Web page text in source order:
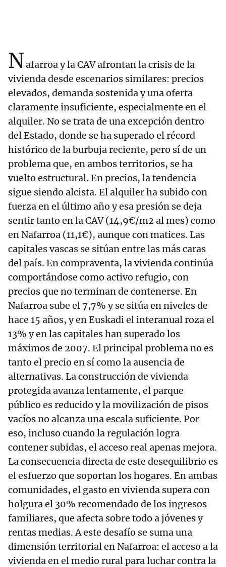
Nafarroa y la CAV afrontan la crisis de la
vivienda desde escenarios similares: precios
elevados, demanda sostenida y una oferta
claramente insuficiente, especialmente en el
alquiler. No se trata de una excepción dentro
del Estado, donde se ha superado el récord
histórico de la burbuja reciente, pero sí de un
problema que, en ambos territorios, se ha
vuelto estructural. En precios, la tendencia
sigue siendo alcista. El alquiler ha subido con
fuerza en el último año y esa presión se deja
sentir tanto en la CAV (14,9€/m2 al mes) como
en Nafarroa (11,1€), aunque con matices. Las
capitales vascas se sitúan entre las más caras
del país. En compraventa, la vivienda continúa
comportándose como activo refugio, con
precios que no terminan de contenerse. En
Nafarroa sube el 7,7% y se sitúa en niveles de
hace 15 años, y en Euskadi el interanual roza el
13% y en las capitales han superado los
máximos de 2007. El principal problema no es
tanto el precio en sí como la ausencia de
alternativas. La construcción de vivienda
protegida avanza lentamente, el parque
público es reducido y la movilización de pisos
vacíos no alcanza una escala suficiente. Por
eso, incluso cuando la regulación logra
contener subidas, el acceso real apenas mejora.
La consecuencia directa de este desequilibrio es
el esfuerzo que soportan los hogares. En ambas
comunidades, el gasto en vivienda supera con
holgura el 30% recomendado de los ingresos
familiares, que afecta sobre todo a jóvenes y
rentas medias. A este desafío se suma una
dimensión territorial en Nafarroa: el acceso a la
vivienda en el medio rural para luchar contra la